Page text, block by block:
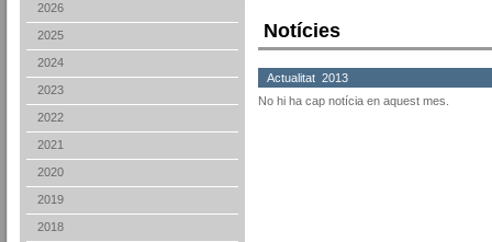
2026
2025
2024
2023
2022
2021
2020
2019
2018
Notícies
Actualitat 2013
No hi ha cap notícia en aquest mes.